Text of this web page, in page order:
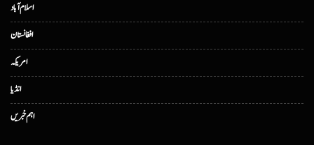
اسلام آباد
افغانستان
امریکہ
انڈیا
اہم خبریں